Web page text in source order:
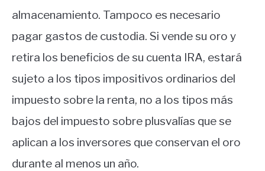
almacenamiento. Tampoco es necesario
pagar gastos de custodia. Si vende su oro y
retira los beneficios de su cuenta IRA, estará
sujeto a los tipos impositivos ordinarios del
impuesto sobre la renta, no a los tipos más
bajos del impuesto sobre plusvalías que se
aplican a los inversores que conservan el oro
durante al menos un año.